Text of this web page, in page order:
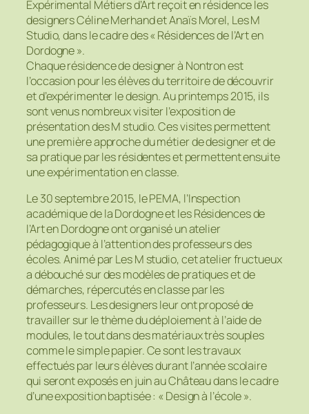
Expérimental Métiers d’Art reçoit en résidence les
designers Céline Merhand et Anaïs Morel, Les M
Studio, dans le cadre des « Résidences de l’Art en
Dordogne ».
Chaque résidence de designer à Nontron est
l’occasion pour les élèves du territoire de découvrir
et d’expérimenter le design. Au printemps 2015, ils
sont venus nombreux visiter l’exposition de
présentation des M studio. Ces visites permettent
une première approche du métier de designer et de
sa pratique par les résidentes et permettent ensuite
une expérimentation en classe.
Le 30 septembre 2015, le PEMA, l’Inspection
académique de la Dordogne et les Résidences de
l’Art en Dordogne ont organisé un atelier
pédagogique à l’attention des professeurs des
écoles. Animé par Les M studio, cet atelier fructueux
a débouché sur des modèles de pratiques et de
démarches, répercutés en classe par les
professeurs. Les designers leur ont proposé de
travailler sur le thème du déploiement à l’aide de
modules, le tout dans des matériaux très souples
comme le simple papier. Ce sont les travaux
effectués par leurs élèves durant l’année scolaire
qui seront exposés en juin au Château dans le cadre
d’une exposition baptisée : « Design à l’école ».